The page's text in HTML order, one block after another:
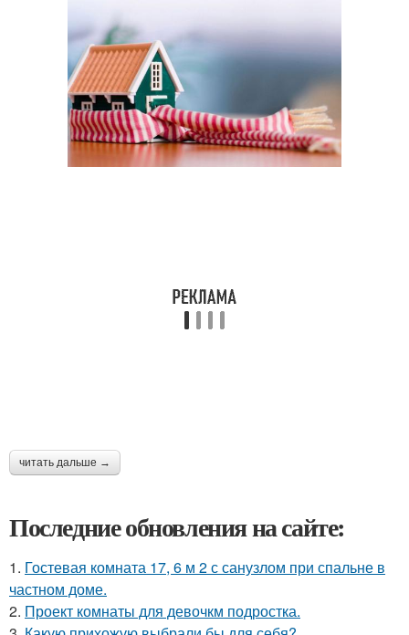
читать дальше →
Последние обновления на сайте:
1. Гостевая комната 17, 6 м 2 с санузлом при спальне в
частном доме.
2. Проект комнаты для девочкм подростка.